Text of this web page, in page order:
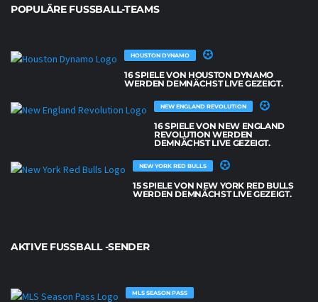
POPULÄRE FUSSBALL-TEAMS
HOUSTON DYNAMO
16 SPIELE VON HOUSTON DYNAMO
WERDEN DEMNÄCHST LIVE GEZEIGT.
NEW ENGLAND REVOLUTION
16 SPIELE VON NEW ENGLAND
REVOLUTION WERDEN
DEMNÄCHST LIVE GEZEIGT.
NEW YORK RED BULLS
15 SPIELE VON NEW YORK RED BULLS
WERDEN DEMNÄCHST LIVE GEZEIGT.
AKTIVE FUSSBALL -SENDER
MLS SEASON PASS